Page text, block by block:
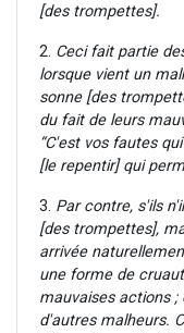
[des trompettes].
2. Ceci fait partie
lorsque vient un
sonne [des
du fait de leurs
“C'est vos fautes
[le repentir] qui
3. Par contre, s'ils
[des trompettes],
arrivée
une forme de
mauvaises actions
d'autres malheurs.